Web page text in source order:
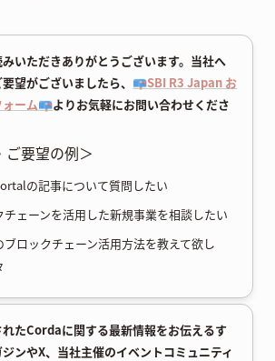
いただきありがとうございます。当社へ
望がございましたら、 📪SBI R3 Japan お
ォーム📪よりお気軽にお問い合わせくださ
ご要望の例＞
の記事について質問したい
チェーンを活用した新規事業を相談したい
ブロックチェーン活用方法を教えて欲し
れたCordaに関する最新情報をお伝えるす
ンやX、当社主催のイベントコミュニティ